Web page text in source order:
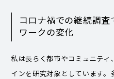
コロナ禍での継続調
ワークの変化
私は長らく都市やコミュニテ
インを研究対象としています